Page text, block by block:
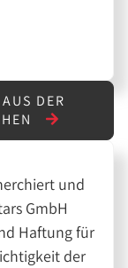
DER
und
GmbH
Haftung für
der